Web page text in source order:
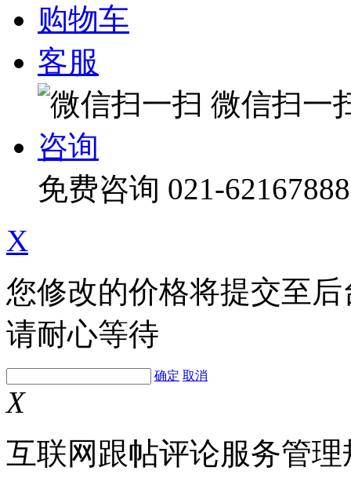
购物车
客服
微信扫一
咨询
免费咨询 021-62167888
X
您修改的价格将提交至
请耐心等待
确定 取消
X
互联网跟帖评论服务管理